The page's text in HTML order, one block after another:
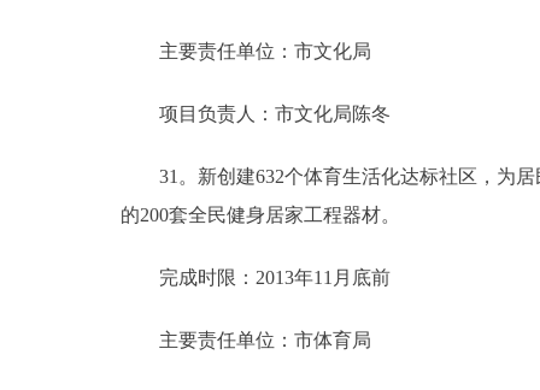
主要责任单位：市文化局
项目负责人：市文化局陈冬
31。新创建632个体育生活化达标社区，为居
的200套全民健身居家工程器材。
完成时限：2013年11月底前
主要责任单位：市体育局